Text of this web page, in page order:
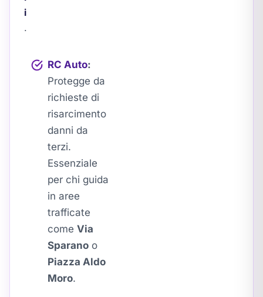
i
.
RC Auto:
Protegge da
richieste di
risarcimento
danni da
terzi.
Essenziale
per chi guida
in aree
trafficate
come Via
Sparano o
Piazza Aldo
Moro.